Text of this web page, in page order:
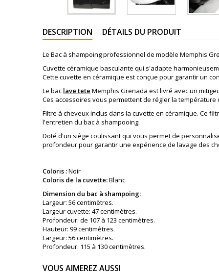
DESCRIPTION DÉTAILS DU PRODUIT
Le Bac à shampoing professionnel de modèle Memphis
Cuvette céramique basculante qui s'adapte
Cette cuvette en céramique est conçue pour garantir un
Le bac lave tete Memphis Grenada est livré avec un
Ces accessoires vous permettent de régler la
Filtre à cheveux inclus dans la cuvette en céramique. Ce
l'entretien du bac à shampooing.
Doté d'un siège coulissant qui vous permet de
profondeur pour garantir une expérience de lavage des
Coloris :Noir
Coloris de la cuvette:Blanc
Dimension du bac à shampoing:
Largeur: 56 centimètres.
Largeur cuvette: 47 centimètres.
Profondeur: de 107 à 123 centimètres.
Hauteur: 99 centimètres.
Largeur: 56 centimètres.
Profondeur: 115 à 130 centimètres.
VOUS AIMEREZ AUSSI